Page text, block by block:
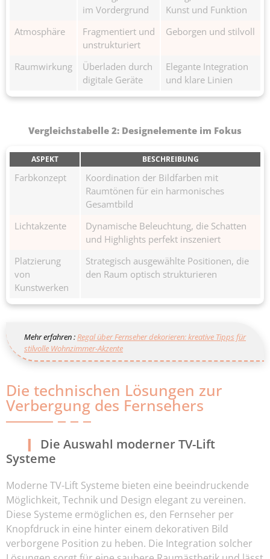
im Vordergrund
Kunst und Funktion
Atmosphäre
Fragmentiert und
unstrukturiert
Geborgen und stilvoll
Raumwirkung
Überladen durch
digitale Geräte
Elegante Integration
und klare Linien
Vergleichstabelle 2: Designelemente im Fokus
ASPEKT BESCHREIBUNG
Farbkonzept
Koordination der Bildfarben mit
Raumtönen für ein harmonisches
Gesamtbild
Lichtakzente
Dynamische Beleuchtung, die Schatten
und Highlights perfekt inszeniert
Platzierung
von
Kunstwerken
Strategisch ausgewählte Positionen, die
den Raum optisch strukturieren
Mehr erfahren :Regal über Fernseher dekorieren: kreative Tipps für
stilvolle Wohnzimmer-Akzente
Die technischen Lösungen zur
Verbergung des Fernsehers
Die Auswahl moderner TV-Lift
Systeme
Moderne TV-Lift Systeme bieten eine beeindruckende
Möglichkeit, Technik und Design elegant zu vereinen.
Diese Systeme ermöglichen es, den Fernseher per
Knopfdruck in eine hinter einem dekorativen Bild
verborgene Position zu heben. Die Integration solcher